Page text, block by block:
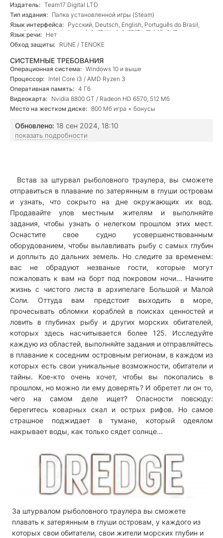
Издатель: Team17 Digital LTD
Тип издания: Папка установленной игры (Steam)
Язык интерфейса: Русский, Deutsch, English, Português do Brasil,
español, français, italiano, 中文(简体), 中文(繁體), 日本語, 한국어
Язык речи: Нет
Обход защиты: RUNE / TENOKE
СИСТЕМНЫЕ ТРЕБОВАНИЯ
Операционная система: Windows 10 и выше
Процессор: Intel Core i3 / AMD Ryzen 3
Оперативная память: 4 Гб
Видеокарта: Nvidia 8800 GT / Radeon HD 6570, 512 Мб
Место на жестком диске: 800 Мб игра + бонусы
Обновлено: 18 сен 2024, 18:10
показать подробности
Встав за штурвал рыболовного траулера, вы сможете
отправиться в плавание по затерянным в глуши островам
и узнать, что сокрыто на дне окружающих их вод.
Продавайте улов местным жителям и выполняйте
задания, чтобы узнать о нелегком прошлом этих мест.
Оснастите свое судно усовершенствованным
оборудованием, чтобы вылавливать рыбу с самых глубин
и доплыть до дальних земель. Но следите за временем:
вас не обрадуют незваные гости, которые могут
пожаловать к вам на борт под покровом ночи... Начните
жизнь с чистого листа в архипелаге Большой и Малой
Соли. Оттуда вам предстоит выходить в море,
прочесывать обломки кораблей в поисках ценностей и
ловить в глубинах рыбу и других морских обитателей,
которых здесь насчитывается более 125. Исследуйте
каждую из областей, выполняйте задания и отправляйтесь
в плавание к соседним островным регионам, в каждом из
которых есть свои уникальные возможности, обитатели и
тайны. Кое-кто очень хочет, чтобы вы покопались в
прошлом, но можно ли ему доверять? И обретет ли он то,
чего на самом деле ищет? Опасности повсюду:
берегитесь коварных скал и острых рифов. Но самое
страшное поджидает в тумане, который одеялом
накрывает воды, как только сядет солнце...
За штурвалом рыболовного траулера вы сможете
плавать к затерянным в глуши островам, у каждого из
которых свои обитатели, свои жители морских глубин и